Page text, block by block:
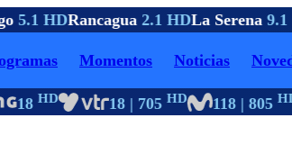
5.1 HDRancagua2.1 HDLa Serena9.1
Momentos Noticias
18HD 18 | 705HD 118 | 805HD